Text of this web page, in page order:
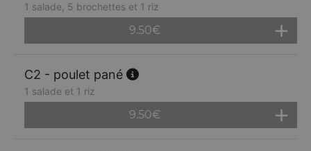
1 salade, 5 brochettes et 1 riz
9.50€
C2 - poulet pané
1 salade et 1 riz
9.50€